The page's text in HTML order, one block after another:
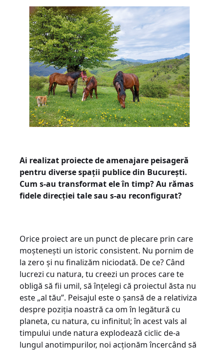
Ai realizat proiecte de amenajare peisageră
pentru diverse spații publice din București.
Cum s-au transformat ele în timp? Au rămas
fidele direcției tale sau s-au reconfigurat?
Orice proiect are un punct de plecare prin care
moștenești un istoric consistent. Nu pornim de
la zero și nu finalizăm niciodată. De ce? Când
lucrezi cu natura, tu creezi un proces care te
obligă să fii umil, să înțelegi că proiectul ăsta nu
este „al tău”. Peisajul este o șansă de a relativiza
despre poziția noastră ca om în legătură cu
planeta, cu natura, cu infinitul; în acest vals al
timpului unde natura explodează ciclic de-a
lungul anotimpurilor, noi acționăm încercând să